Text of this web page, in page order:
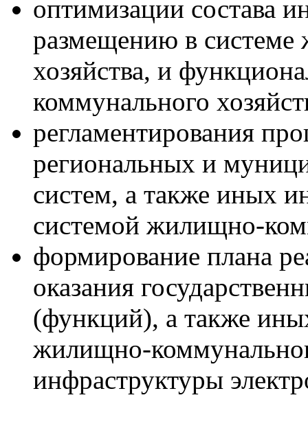
оптимизации состава
размещению в
хозяйства, и
коммунального
регламентирования
региональных и
систем, а также иных
системой жилищно-
формирование плана
оказания
(функций), а также
жилищно-
инфраструктуры